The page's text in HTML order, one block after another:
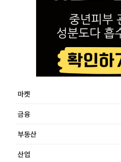
마켓
금융
부동산
산업